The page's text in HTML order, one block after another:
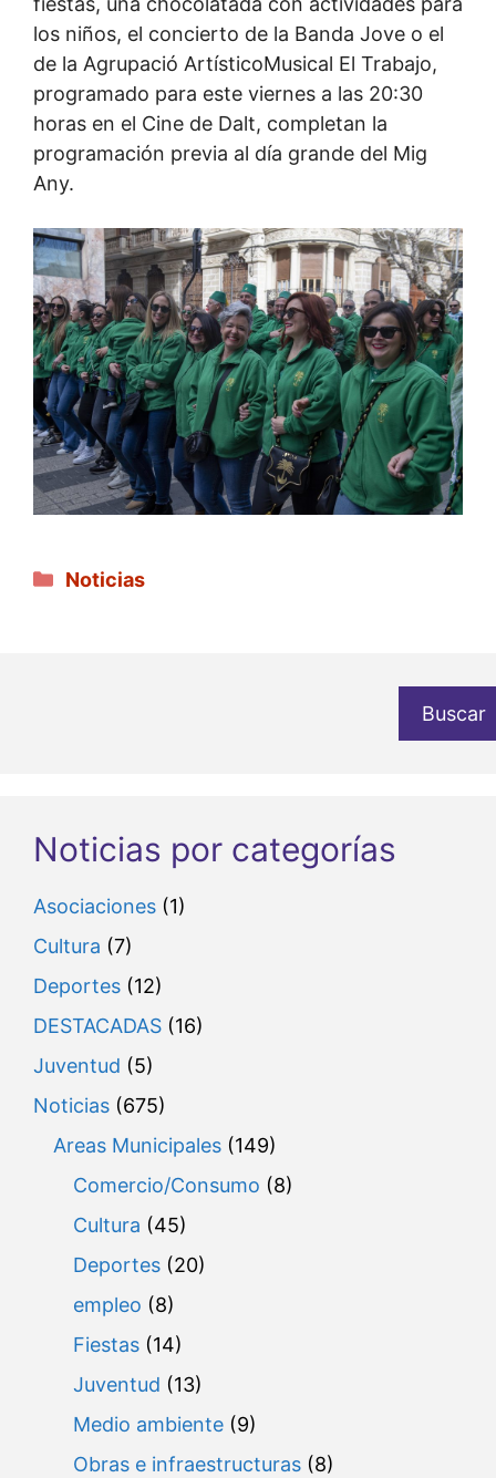
los niños, el concierto de la Banda Jove o el
de la Agrupació ArtísticoMusical El Trabajo,
programado para este viernes a las 20:30
horas en el Cine de Dalt, completan la
programación previa al día grande del Mig
Any.
Categorías
Noticias
Buscar
Noticias por categorías
Asociaciones (1)
Cultura (7)
Deportes (12)
DESTACADAS (16)
Juventud (5)
Noticias (675)
Areas Municipales (149)
Comercio/Consumo (8)
Cultura (45)
Deportes (20)
empleo (8)
Fiestas (14)
Juventud (13)
Medio ambiente (9)
Obras e infraestructuras (8)